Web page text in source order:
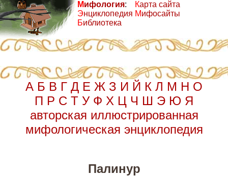
Мифология:
Энциклопедия
Библиотека
Карта сайта
Мифосайты
А Б В Г Д Е Ж З И Й К Л М Н О
П Р С Т У Ф Х Ц Ч Ш Э Ю Я
авторская иллюстрированная
мифологическая энциклопедия
Палинур